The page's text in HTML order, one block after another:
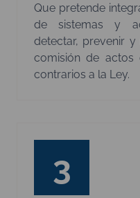
Que pretende
de sistemas y
detectar, prevenir
comisión de actos
contrarios a la Ley.​
3